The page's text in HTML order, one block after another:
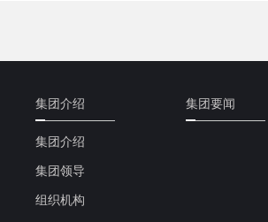
集团介绍
集团介绍
集团领导
组织机构
集团要闻